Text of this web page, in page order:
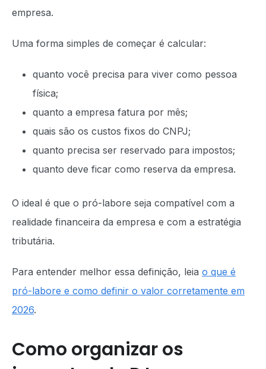
empresa.
Uma forma simples de começar é calcular:
quanto você precisa para viver como pessoa
física;
quanto a empresa fatura por mês;
quais são os custos fixos do CNPJ;
quanto precisa ser reservado para impostos;
quanto deve ficar como reserva da empresa.
O ideal é que o pró-labore seja compatível com a
realidade financeira da empresa e com a estratégia
tributária.
Para entender melhor essa definição, leia o que é
pró-labore e como definir o valor corretamente em
2026.
Como organizar os